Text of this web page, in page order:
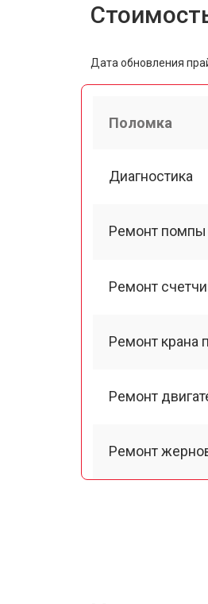
Дата обновления
Поломка
Диагностика
Ремонт помпы
Ремонт
Ремонт крана
Ремонт
Ремонт